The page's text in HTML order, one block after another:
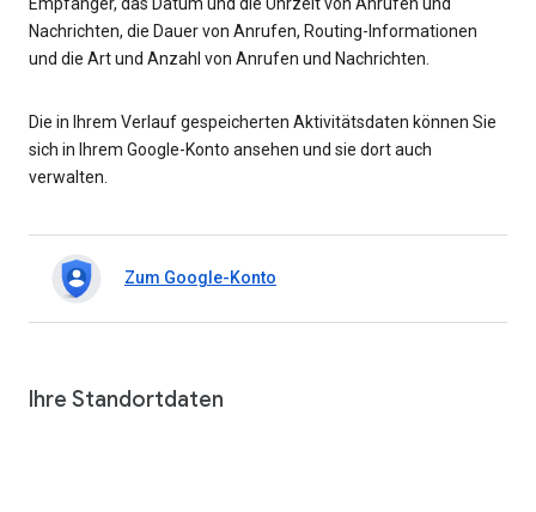
Empfänger, das Datum und die Uhrzeit von Anrufen und
Nachrichten, die Dauer von Anrufen, Routing-Informationen
und die Art und Anzahl von Anrufen und Nachrichten.
Die in Ihrem Verlauf gespeicherten Aktivitätsdaten können Sie
sich in Ihrem Google-Konto ansehen und sie dort auch
verwalten.
Zum Google-Konto
Ihre Standortdaten